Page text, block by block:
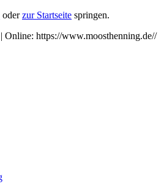
oderzur Startseite springen.
| Online: https://www.moosthenning.de//